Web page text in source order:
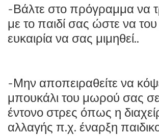
-Βάλτε στο πρόγραμμα να
με το παιδί σας ώστε να του
ευκαιρία να σας μιμηθεί..
-Μην αποπειραθείτε να
μπουκάλι του μωρού σας
έντονο στρες όπως η
αλλαγής π.χ. έναρξη